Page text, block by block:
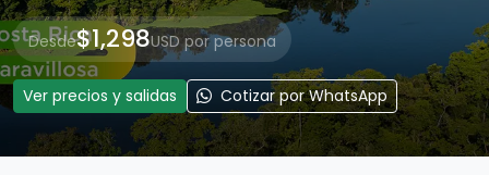
Desde$1,298USD por persona
Ver precios y salidas Cotizar por WhatsApp